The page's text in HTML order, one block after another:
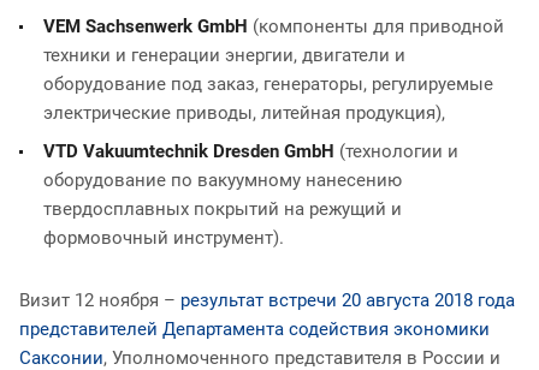
VEM Sachsenwerk GmbH (компоненты для приводной
техники и генерации энергии, двигатели и
оборудование под заказ, генераторы, регулируемые
электрические приводы, литейная продукция),
VTD Vakuumtechnik Dresden GmbH (технологии и
оборудование по вакуумному нанесению
твердосплавных покрытий на режущий и
формовочный инструмент).
Визит 12 ноября – результат встречи 20 августа 2018 года
представителей Департамента содействия экономики
Саксонии, Уполномоченного представителя в России и